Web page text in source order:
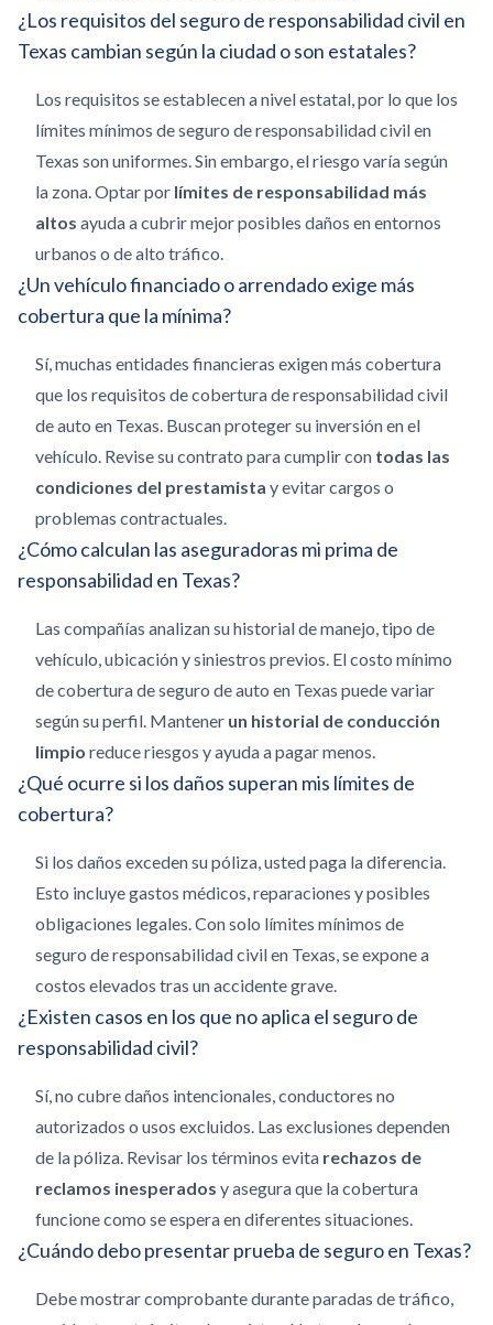
¿Los requisitos del seguro de responsabilidad civil en
Texas cambian según la ciudad o son estatales?
Los requisitos se establecen a nivel estatal, por lo que los
límites mínimos de seguro de responsabilidad civil en
Texas son uniformes. Sin embargo, el riesgo varía según
la zona. Optar por límites de responsabilidad más
altos ayuda a cubrir mejor posibles daños en entornos
urbanos o de alto tráfico.
¿Un vehículo financiado o arrendado exige más
cobertura que la mínima?
Sí, muchas entidades financieras exigen más cobertura
que los requisitos de cobertura de responsabilidad civil
de auto en Texas. Buscan proteger su inversión en el
vehículo. Revise su contrato para cumplir con todas las
condiciones del prestamista y evitar cargos o
problemas contractuales.
¿Cómo calculan las aseguradoras mi prima de
responsabilidad en Texas?
Las compañías analizan su historial de manejo, tipo de
vehículo, ubicación y siniestros previos. El costo mínimo
de cobertura de seguro de auto en Texas puede variar
según su perfil. Mantener un historial de conducción
limpio reduce riesgos y ayuda a pagar menos.
¿Qué ocurre si los daños superan mis límites de
cobertura?
Si los daños exceden su póliza, usted paga la diferencia.
Esto incluye gastos médicos, reparaciones y posibles
obligaciones legales. Con solo límites mínimos de
seguro de responsabilidad civil en Texas, se expone a
costos elevados tras un accidente grave.
¿Existen casos en los que no aplica el seguro de
responsabilidad civil?
Sí, no cubre daños intencionales, conductores no
autorizados o usos excluidos. Las exclusiones dependen
de la póliza. Revisar los términos evita rechazos de
reclamos inesperados y asegura que la cobertura
funcione como se espera en diferentes situaciones.
¿Cuándo debo presentar prueba de seguro en Texas?
Debe mostrar comprobante durante paradas de tráfico,